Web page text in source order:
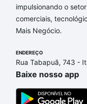
impulsionando o
comerciais,
Mais Negócio.
ENDEREÇO
Rua Tabapuã, 743 -
Baixe nosso app